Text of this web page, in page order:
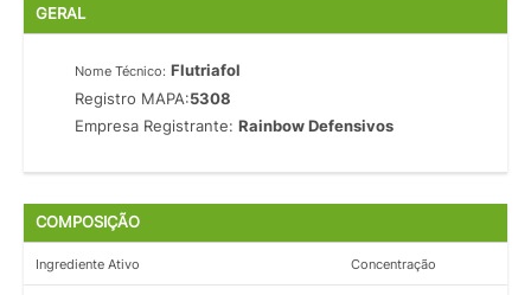
GERAL
Nome Técnico: Flutriafol
Registro MAPA:5308
Empresa Registrante:Rainbow Defensivos
COMPOSIÇÃO
Ingrediente Ativo Concentração